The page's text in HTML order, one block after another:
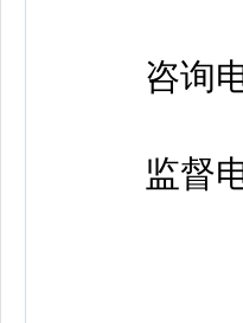
咨询电
监督电